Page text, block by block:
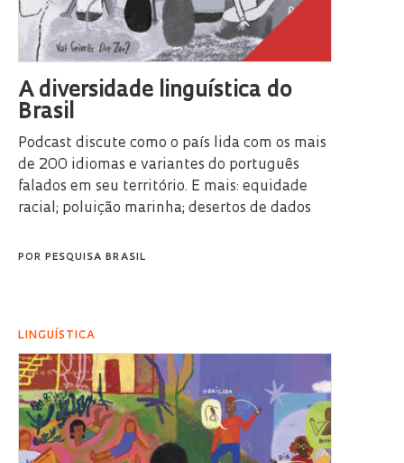
A diversidade linguística do
Brasil
Podcast discute como o país lida com os mais
de 200 idiomas e variantes do português
falados em seu território. E mais: equidade
racial; poluição marinha; desertos de dados
POR PESQUISA BRASIL
LINGUÍSTICA